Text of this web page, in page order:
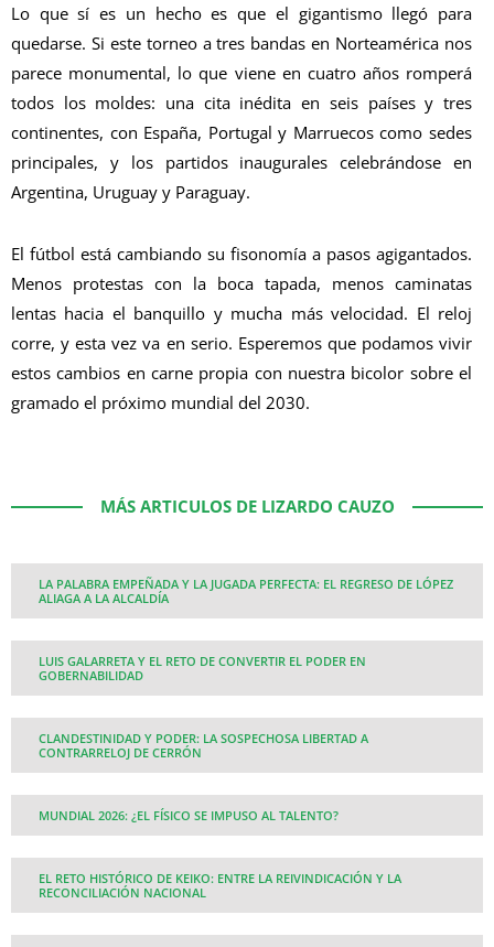
​Lo que sí es un hecho es que el gigantismo llegó para
quedarse. Si este torneo a tres bandas en Norteamérica nos
parece monumental, lo que viene en cuatro años romperá
todos los moldes: una cita inédita en seis países y tres
continentes, con España, Portugal y Marruecos como sedes
principales, y los partidos inaugurales celebrándose en
Argentina, Uruguay y Paraguay.
​El fútbol está cambiando su fisonomía a pasos agigantados.
Menos protestas con la boca tapada, menos caminatas
lentas hacia el banquillo y mucha más velocidad. El reloj
corre, y esta vez va en serio. Esperemos que podamos vivir
estos cambios en carne propia con nuestra bicolor sobre el
gramado el próximo mundial del 2030.
MÁS ARTICULOS DE LIZARDO CAUZO
LA PALABRA EMPEÑADA Y LA JUGADA PERFECTA: EL REGRESO DE LÓPEZ
ALIAGA A LA ALCALDÍA
LUIS GALARRETA Y EL RETO DE CONVERTIR EL PODER EN
GOBERNABILIDAD
CLANDESTINIDAD Y PODER: LA SOSPECHOSA LIBERTAD A
CONTRARRELOJ DE CERRÓN
MUNDIAL 2026: ¿EL FÍSICO SE IMPUSO AL TALENTO?
EL RETO HISTÓRICO DE KEIKO: ENTRE LA REIVINDICACIÓN Y LA
RECONCILIACIÓN NACIONAL